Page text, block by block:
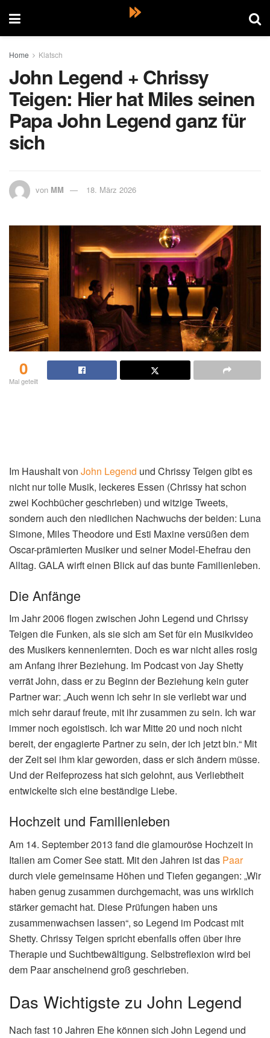
Home Klatsch
John Legend + Chrissy
Teigen: Hier hat Miles seinen
Papa John Legend ganz für
sich
von MM 18. März 2026
0
Mal geteilt
Im Haushalt von John Legend und Chrissy Teigen gibt es
nicht nur tolle Musik, leckeres Essen (Chrissy hat schon
zwei Kochbücher geschrieben) und witzige Tweets,
sondern auch den niedlichen Nachwuchs der beiden: Luna
Simone, Miles Theodore und Esti Maxine versüßen dem
Oscar-prämierten Musiker und seiner Model-Ehefrau den
Alltag. GALA wirft einen Blick auf das bunte Familienleben.
Die Anfänge
Im Jahr 2006 flogen zwischen John Legend und Chrissy
Teigen die Funken, als sie sich am Set für ein Musikvideo
des Musikers kennenlernten. Doch es war nicht alles rosig
am Anfang ihrer Beziehung. Im Podcast von Jay Shetty
verrät John, dass er zu Beginn der Beziehung kein guter
Partner war: „Auch wenn ich sehr in sie verliebt war und
mich sehr darauf freute, mit ihr zusammen zu sein. Ich war
immer noch egoistisch. Ich war Mitte 20 und noch nicht
bereit, der engagierte Partner zu sein, der ich jetzt bin.“ Mit
der Zeit sei ihm klar geworden, dass er sich ändern müsse.
Und der Reifeprozess hat sich gelohnt, aus Verliebtheit
entwickelte sich eine beständige Liebe.
Hochzeit und Familienleben
Am 14. September 2013 fand die glamouröse Hochzeit in
Italien am Comer See statt. Mit den Jahren ist das Paar
durch viele gemeinsame Höhen und Tiefen gegangen: „Wir
haben genug zusammen durchgemacht, was uns wirklich
stärker gemacht hat. Diese Prüfungen haben uns
zusammenwachsen lassen“, so Legend im Podcast mit
Shetty. Chrissy Teigen spricht ebenfalls offen über ihre
Therapie und Suchtbewältigung. Selbstreflexion wird bei
dem Paar anscheinend groß geschrieben.
Das Wichtigste zu John Legend
Nach fast 10 Jahren Ehe können sich John Legend und